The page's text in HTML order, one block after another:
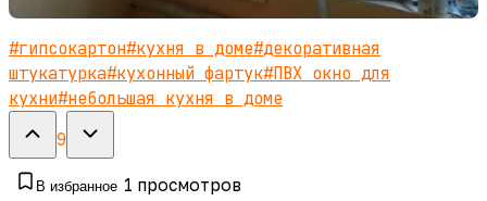
#гипсокартон#кухня в доме#декоративная
штукатурка#кухонный фартук#ПВХ окно для
кухни#небольшая кухня в доме
9
В избранное 1 просмотров